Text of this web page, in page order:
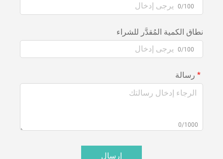
0/100
نطاق الكمية المُقدَّر للشراء
0/100
رسالة
0/1000
إرسال